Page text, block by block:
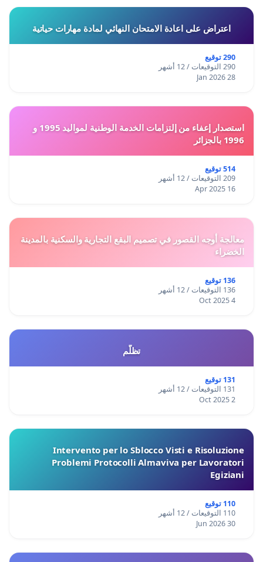
اعتراض على اعادة الامتحان النهائي لمادة مهارات حياتية
290 توقيع
290 التوقيعات / 12 أشهر
28 Jan 2026
استصدار إعفاء من إلتزامات الخدمة الوطنية لمواليد 1995 و
1996 بالجزائر
514 توقيع
209 التوقيعات / 12 أشهر
16 Apr 2025
معالجة أوجه القصور في تصميم البقع التجارية والسكنية بالمدينة
الخضراء
136 توقيع
136 التوقيعات / 12 أشهر
4 Oct 2025
تظلّم
131 توقيع
131 التوقيعات / 12 أشهر
2 Oct 2025
Intervento per lo Sblocco Visti e Risoluzione
Problemi Protocolli Almaviva per Lavoratori
Egiziani
110 توقيع
110 التوقيعات / 12 أشهر
30 Jun 2026